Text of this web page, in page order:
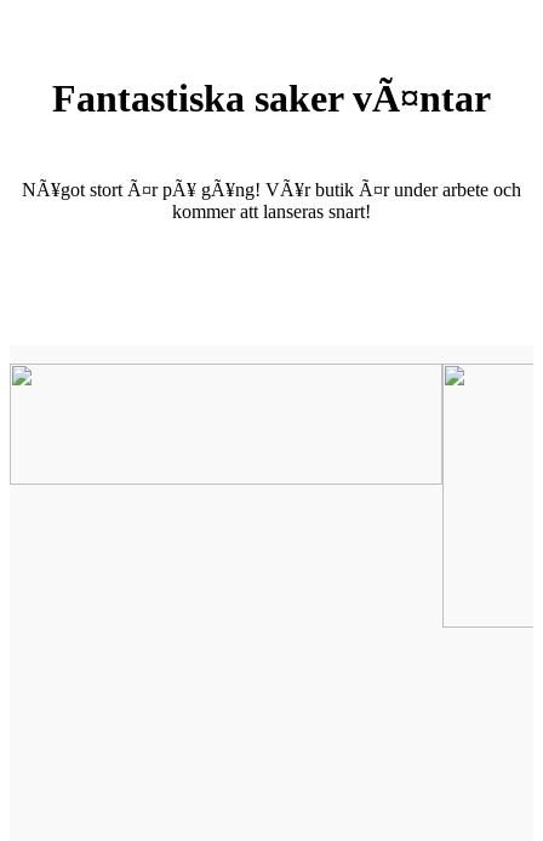
Fantastiska saker vÃ¤ntar
NÃ¥got stort Ã¤r pÃ¥ gÃ¥ng! VÃ¥r butik Ã¤r under arbete och
kommer att lanseras snart!